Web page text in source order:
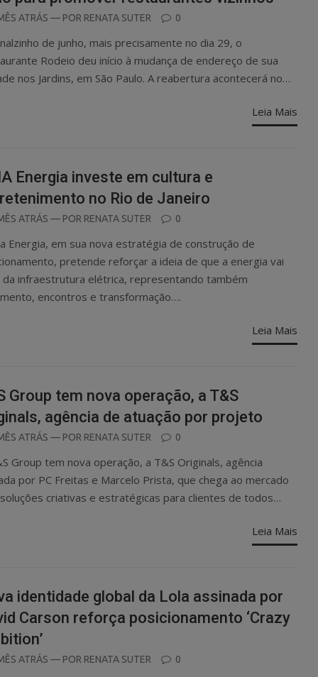
ATRÁS — POR RENATA SUTER 0
de junho, mais precisamente no dia 29, o
Rodeio deu início à mudança de endereço de sua
nos Jardins, em São Paulo. A reabertura acontecerá no…
Leia Mais
Energia investe em cultura e
no Rio de Janeiro
ATRÁS — POR RENATA SUTER 0
Energia, em sua nova estratégia de construção de
pretende reforçar a ideia de que a energia vai
da infraestrutura elétrica, representando também
encontros e transformação….
Leia Mais
Group tem nova operação, a T&S
agência de atuação por projeto
ATRÁS — POR RENATA SUTER 0
Group tem nova operação, a T&S Originals, agência
por PC Freitas e Marcelo Prista, que chega ao mercado
criativas e estratégicas para clientes de todos…
Leia Mais
identidade global da Lola assinada por
Carson reforça posicionamento ‘Crazy
ATRÁS — POR RENATA SUTER 0